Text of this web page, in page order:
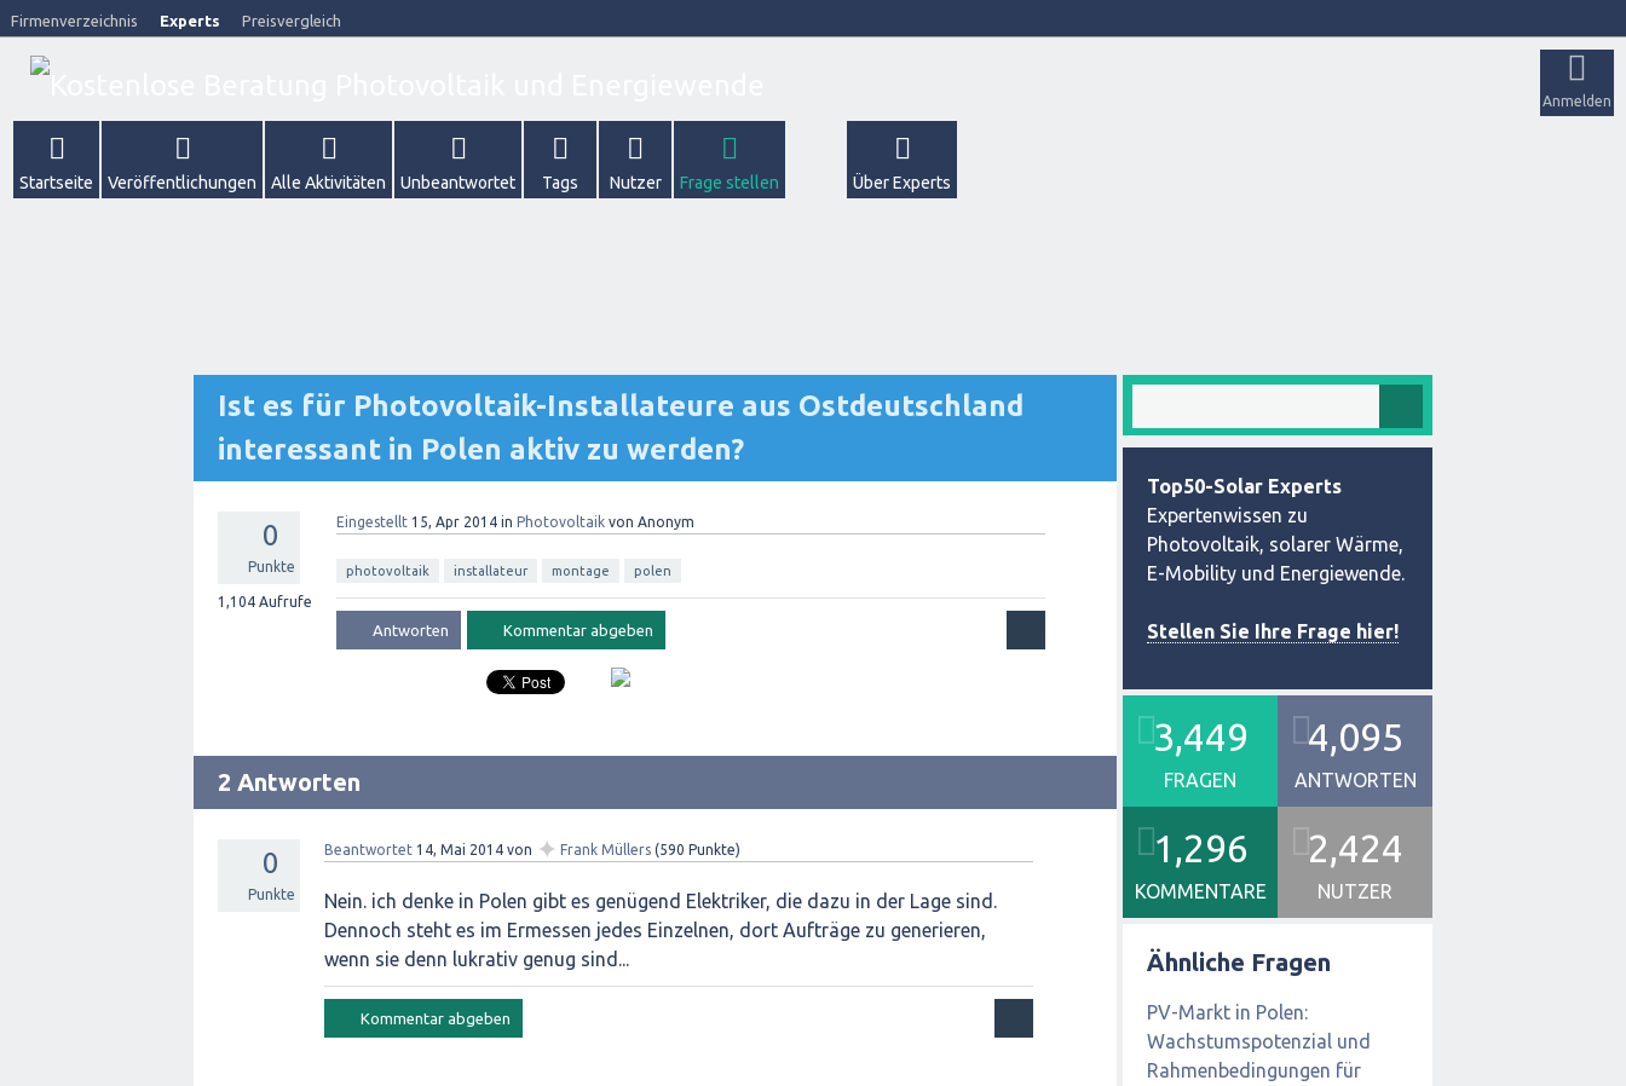
Firmenverzeichnis Experts Preisvergleich
Anmelden
Startseite Veröffentlichungen Alle Aktivitäten Unbeantwortet Tags Nutzer Frage stellen Über Experts
Ist es für Photovoltaik-Installateure aus Ostdeutschland
interessant in Polen aktiv zu werden?
0
Punkte
1,104 Aufrufe
Eingestellt 15, Apr 2014 in Photovoltaik von Anonym
photovoltaik installateur montage polen
2 Antworten
0
Punkte
Beantwortet 14, Mai 2014 von ✦ Frank Müllers (590 Punkte)
Nein. ich denke in Polen gibt es genügend Elektriker, die dazu in der Lage sind.
Dennoch steht es im Ermessen jedes Einzelnen, dort Aufträge zu generieren,
wenn sie denn lukrativ genug sind...
Top50-Solar Experts
Expertenwissen zu
Photovoltaik, solarer Wärme,
E-Mobility und Energiewende.
Stellen Sie Ihre Frage hier!
3,449
FRAGEN
4,095
ANTWORTEN
1,296
KOMMENTARE
2,424
NUTZER
Ähnliche Fragen
PV-Markt in Polen:
Wachstumspotenzial und
Rahmenbedingungen für